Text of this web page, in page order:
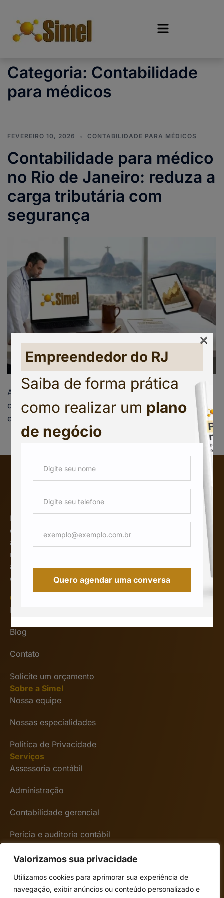
Valorizamos sua privacidade
Utilizamos cookies para aprimorar sua experiência de
navegação, exibir anúncios ou conteúdo personalizado e
Categoria: Contabilidade
para médicos
FEVEREIRO 10, 2026 CONTABILIDADE PARA MÉDICOS
Contabilidade para médico
no Rio de Janeiro: reduza a
carga tributária com
segurança
A rotina de um médico no Rio de Janeiro é uma
corrida contra o tempo. Entre plantões, atendimentos
em consultório e atualizações […]
Desde 1967, nossa assessoria
empresarial no Rio de Janeiro
acompanha as evoluções do
mercado, sempre inovando para
atender melhor e construir relações
com lealdade e excelência.
Outras informações
Home
Blog
Contato
Solicite um orçamento
Sobre a Simel
Nossa equipe
Nossas especialidades
Politica de Privacidade
Serviços
Assessoria contábil
Administração
Contabilidade gerencial
Perícia e auditoria contábil
Encontre-nos
Avenida Presidente Vargas 3131 6º andar – Rio
Seg a Sex das 08:00 às 18:00
Empreendedor do RJ
Saiba de forma prática
como realizar um plano
de negócio
Quero agendar uma conversa
×